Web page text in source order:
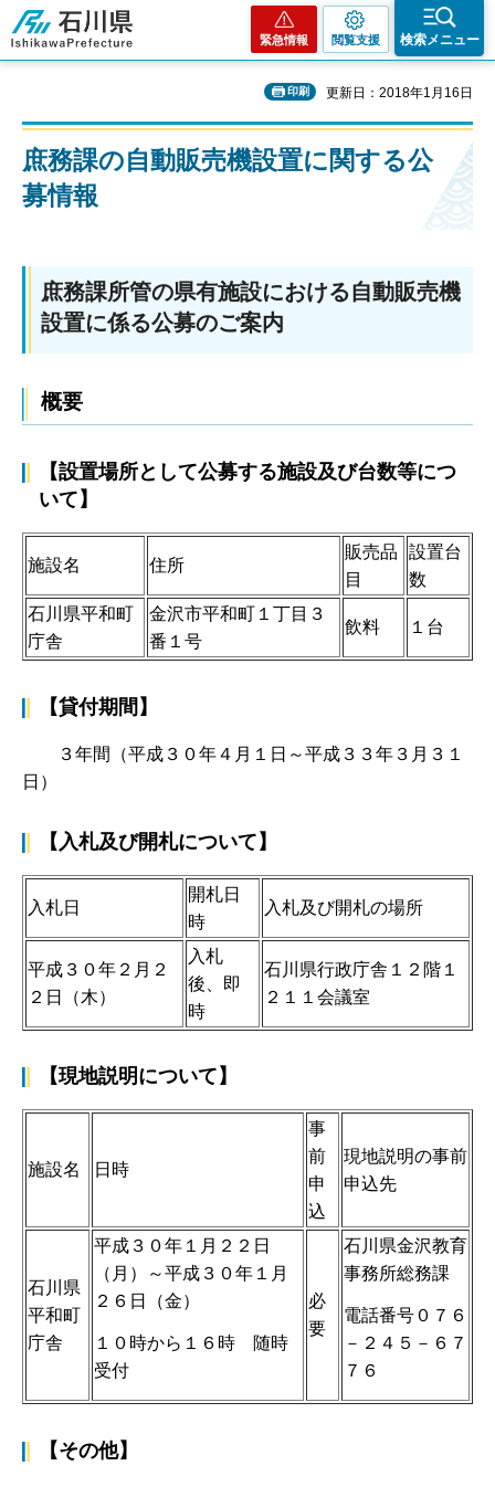
石川県
緊急情報 閲覧支援 検索メニュー
印刷 更新日：2018年1月16日
庶務課の自動販売機設置に関する公
募情報
庶務課所管の県有施設における自動販売機
設置に係る公募のご案内
概要
【設置場所として公募する施設及び台数等につ
いて】
施設名 住所
販売品
目
設置台
数
石川県平和町
庁舎
金沢市平和町１丁目３
番１号
飲料 １台
【貸付期間】
３年間（平成３０年４月１日～平成３３年３月３１
日）
【入札及び開札について】
入札日
開札日
時
入札及び開札の場所
平成３０年２月２
２日（木）
入札
後、即
時
石川県行政庁舎１２階１
２１１会議室
【現地説明について】
施設名 日時
事
前
申
込
現地説明の事前
申込先
石川県
平和町
庁舎
平成３０年１月２２日
（月）～平成３０年１月
２６日（金）
１０時から１６時 随時
受付
必
要
石川県金沢教育
事務所総務課
電話番号０７６
－２４５－６７
７６
【その他】